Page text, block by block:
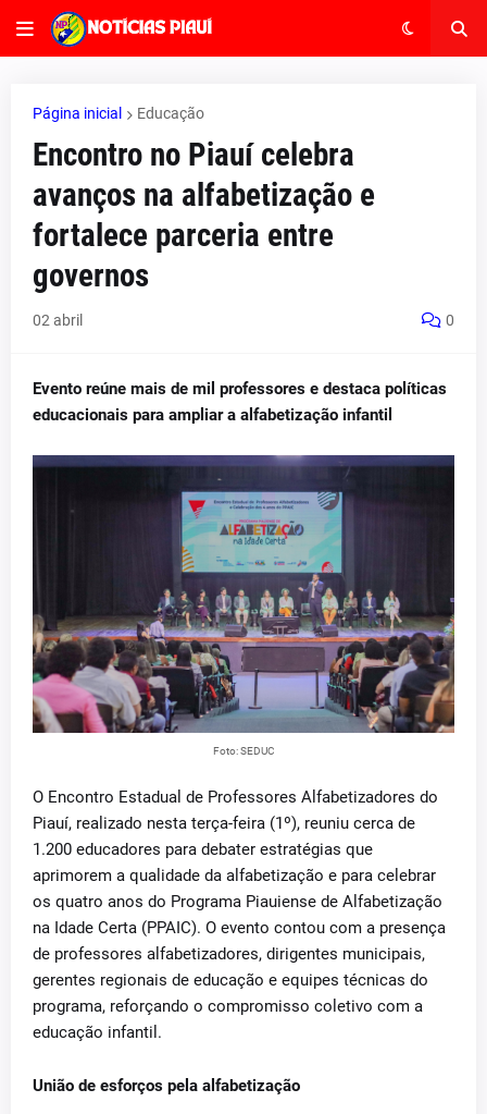
Página inicial Educação
Encontro no Piauí celebra
avanços na alfabetização e
fortalece parceria entre
governos
02 abril 0
Evento reúne mais de mil professores e destaca políticas
educacionais para ampliar a alfabetização infantil
Foto: SEDUC
O Encontro Estadual de Professores Alfabetizadores do
Piauí, realizado nesta terça-feira (1º), reuniu cerca de
1.200 educadores para debater estratégias que
aprimorem a qualidade da alfabetização e para celebrar
os quatro anos do Programa Piauiense de Alfabetização
na Idade Certa (PPAIC). O evento contou com a presença
de professores alfabetizadores, dirigentes municipais,
gerentes regionais de educação e equipes técnicas do
programa, reforçando o compromisso coletivo com a
educação infantil.
União de esforços pela alfabetização